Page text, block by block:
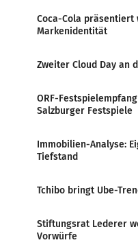
Coca-Cola
Markenidentität
Zweiter Cloud Day an
ORF-
Salzburger Festspiele
Immobilien-Analyse:
Tiefstand
Tchibo bringt Ube-
Stiftungsrat Lederer
Vorwürfe